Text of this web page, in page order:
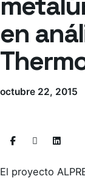
en
octubre 22, 2015
El proyecto